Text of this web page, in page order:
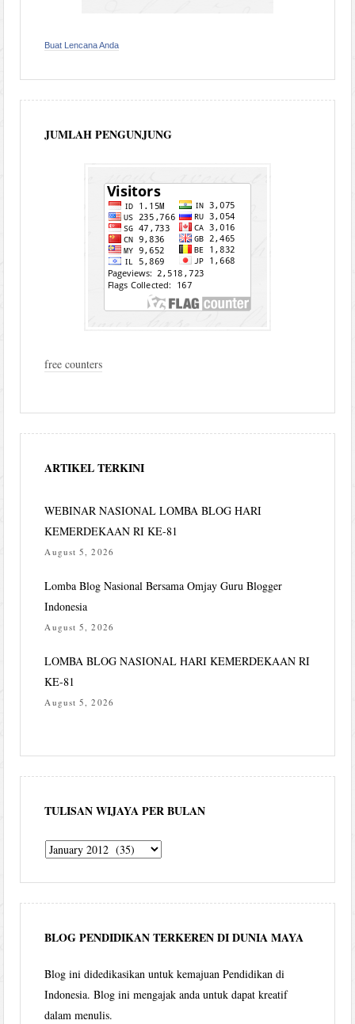
Buat Lencana Anda
JUMLAH PENGUNJUNG
free counters
ARTIKEL TERKINI
WEBINAR NASIONAL LOMBA BLOG HARI
KEMERDEKAAN RI KE-81
August 5, 2026
Lomba Blog Nasional Bersama Omjay Guru Blogger
Indonesia
August 5, 2026
LOMBA BLOG NASIONAL HARI KEMERDEKAAN RI
KE-81
August 5, 2026
TULISAN WIJAYA PER BULAN
Tulisan
per
bulan
BLOG PENDIDIKAN TERKEREN DI DUNIA MAYA
Blog ini didedikasikan untuk kemajuan Pendidikan di
Indonesia. Blog ini mengajak anda untuk dapat kreatif
dalam menulis.